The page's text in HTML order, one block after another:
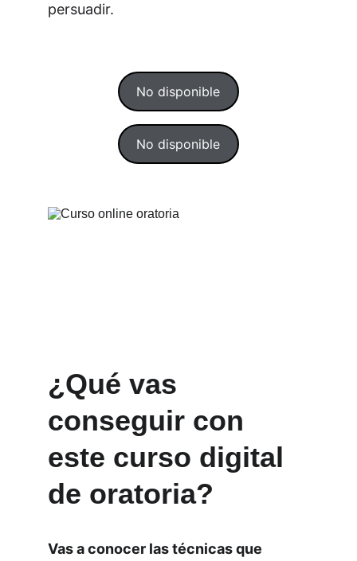
persuadir.
¿Qué vas
conseguir con
este curso digital
de oratoria?
Vas a conocer las técnicas que
No disponible
No disponible